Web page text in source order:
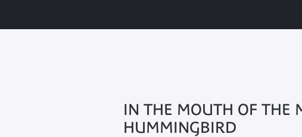
IN THE MOUTH OF THE
HUMMINGBIRD